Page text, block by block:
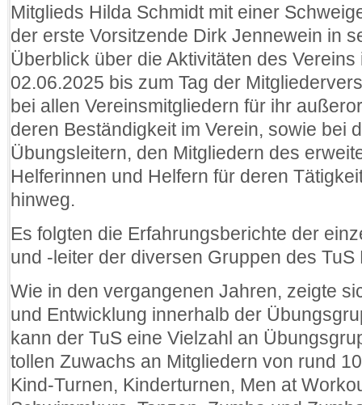
Mitglieds Hilda Schmidt mit einer
der erste Vorsitzende Dirk Jennewein in
Überblick über die Aktivitäten des
02.06.2025 bis zum Tag der
bei allen Vereinsmitgliedern für ihr
deren Beständigkeit im Verein, sowie bei
Übungsleitern, den Mitgliedern des
Helferinnen und Helfern für deren
hinweg.
Es folgten die Erfahrungsberichte der
und -leiter der diversen Gruppen des TuS
Wie in den vergangenen Jahren, zeigte
und Entwicklung innerhalb der
kann der TuS eine Vielzahl an
tollen Zuwachs an Mitgliedern von rund
Kind-Turnen, Kinderturnen, Men at